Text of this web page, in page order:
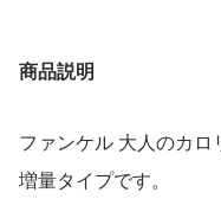
商品説明
ファンケル 大人のカロ
増量タイプです。